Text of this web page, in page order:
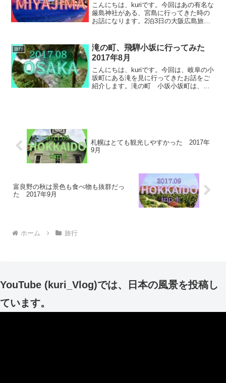
こんにちは、kuriです。今回はあの有名な
厳島神社がある、宮島に行ってきた時の
お話になります。2泊3日の大阪広島旅
はさっそく、広島駅から宮島口駅へ移動
しました。このよ...
旅行
滝の町、飛騨小坂に行ってみた
2017年8月
こんにちは、kuriです。今回は、岐阜の小
坂町にある滝を見に行ってきたお話をご
紹介します。滝の町 小坂小坂町は、下
札幌はとても観光しやすかった 2017年
9月
富良野の秋は景色も食べ物も抜群だっ
た 2017年9月
ホーム 旅行
YouTube (kuri_Vlog)では、日本の風景を投稿し
ています。